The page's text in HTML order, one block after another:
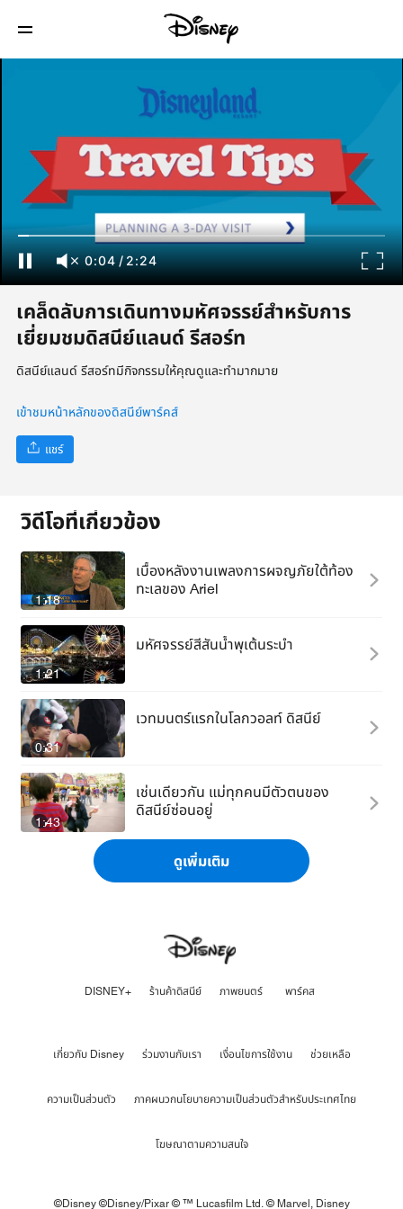
0:04/2:24
เคล็ดลับการเดินทางมหัศจรรย์สำหรับการ
เยี่ยมชมดิสนีย์แลนด์ รีสอร์ท
ดิสนีย์แลนด์ รีสอร์ทมีกิจกรรมให้คุณดูและทำมากมาย
เข้าชมหน้าหลักของดิสนีย์พาร์คส์
แชร์
วิดีโอที่เกี่ยวข้อง
1:18
เบื้องหลังงานเพลงการผจญภัยใต้ท้อง
ทะเลของ Ariel
1:21
มหัศจรรย์สีสันน้ำพุเต้นระบำ
0:31
เวทมนตร์แรกในโลกวอลท์ ดิสนีย์
1:43
เช่นเดียวกัน แม่ทุกคนมีตัวตนของ
ดิสนีย์ซ่อนอยู่
ดูเพิ่มเติม
DISNEY+ ร้านค้าดิสนีย์ ภาพยนตร์ พาร์คส
เกี่ยวกับ Disney ร่วมงานกับเรา เงื่อนไขการใช้งาน ช่วยเหลือ
ความเป็นส่วนตัว ภาคผนวกนโยบายความเป็นส่วนตัวสำหรับประเทศไทย
โฆษณาตามความสนใจ
©Disney ©Disney/Pixar © ™ Lucasfilm Ltd. © Marvel, Disney